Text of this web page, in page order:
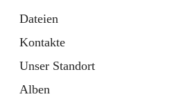
Dateien
Kontakte
Unser Standort
Alben